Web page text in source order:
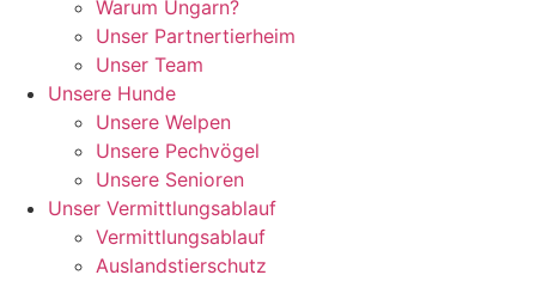
Warum Ungarn?
Unser Partnertierheim
Unser Team
Unsere Hunde
Unsere Welpen
Unsere Pechvögel
Unsere Senioren
Unser Vermittlungsablauf
Vermittlungsablauf
Auslandstierschutz